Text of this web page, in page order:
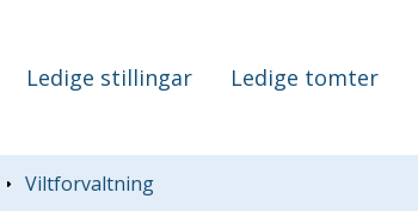
Ledige stillingar Ledige tomter
Viltforvaltning